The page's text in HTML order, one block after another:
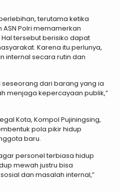
terutama ketika
Polri memamerkan
tersebut berisiko dapat
Karena itu perlunya,
internal secara rutin dan
seseorang dari barang yang ia
menjaga kepercayaan publik,”
Kota, Kompol Pujiningsing,
pola pikir hidup
baru.
personel terbiasa hidup
mewah justru bisa
dan masalah internal,”